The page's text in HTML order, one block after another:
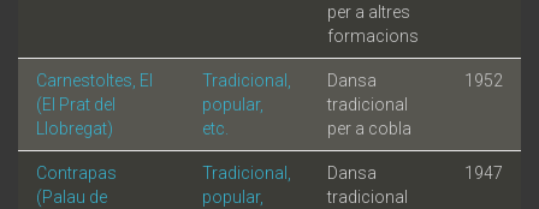
per a altres
formacions
Carnestoltes, El
(El Prat del
Llobregat)
Tradicional,
popular,
etc.
Dansa
tradicional
per a cobla
1952
Contrapas
(Palau de
Tradicional,
popular,
Dansa
tradicional
1947